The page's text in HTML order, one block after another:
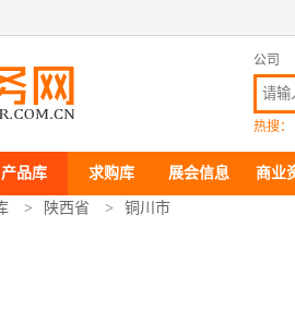
公司
热搜：
产品库 求购库 展会信息 商业
> 陕西省 > 铜川市